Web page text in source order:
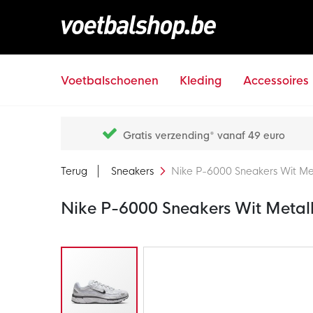
Voetbalschoenen Kleding Accessoires
Gratis verzending* vanaf 49 euro
Terug Sneakers Nike P-6000 Sneakers Wit
Nike P-6000 Sneakers Wit
Ga
einde
van